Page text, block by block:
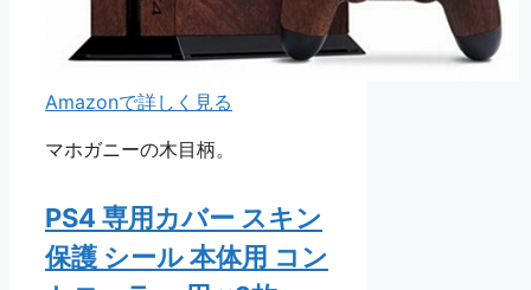
Amazonで詳しく見る
マホガニーの木目柄。
PS4 専用カバー スキン
保護 シール 本体用 コン